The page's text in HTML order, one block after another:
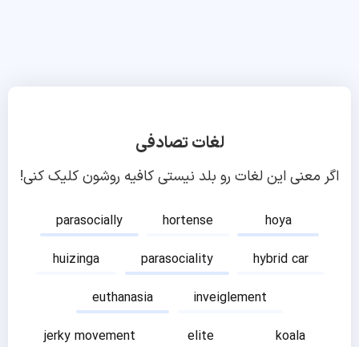
لغات تصادفی
اگر معنی این لغات رو بلد نیستی کافیه روشون کلیک کنی!
parasocially hortense
hoya
huizinga
parasociality
hybrid car
euthanasia
inveiglement
jerky movement
elite
koala